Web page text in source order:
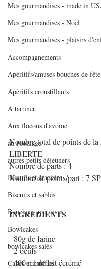
Mes gourmandises - made in
Mes gourmandises - Noël
Mes gourmandises - plaisirs
Accompagnements
Apéritifs/amuses bouches de
Apéritifs croustillants
A tartiner
Aux flocons d'avoine
au Fromage
autres petits déjeuners
Biscuits et crackers
Biscuits et sablés
Bouchées apéritives
Bowlcakes
bowlcakes salés
Cakes et muffins
Nombre total de points de la
LIBERTE
Nombre de parts : 4
Nombre de points/part : 7
INGREDIENTS
- 80g de farine
- 2 oeufs
- 400 ml de lait écrémé